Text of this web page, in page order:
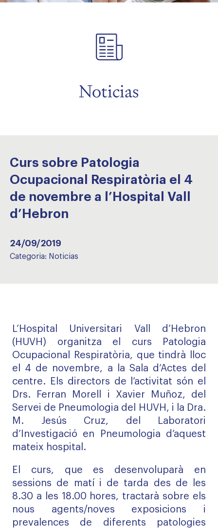
Noticias
Curs sobre Patologia
Ocupacional Respiratòria el 4
de novembre a l’Hospital Vall
d’Hebron
24/09/2019
Categoria: Noticias
L’Hospital Universitari Vall d’Hebron
(HUVH) organitza el curs Patologia
Ocupacional Respiratòria, que tindrà lloc
el 4 de novembre, a la Sala d’Actes del
centre. Els directors de l’activitat són el
Drs. Ferran Morell i Xavier Muñoz, del
Servei de Pneumologia del HUVH, i la Dra.
M. Jesús Cruz, del Laboratori
d’Investigació en Pneumologia d’aquest
mateix hospital.
El curs, que es desenvoluparà en
sessions de matí i de tarda des de les
8.30 a les 18.00 hores, tractarà sobre els
nous agents/noves exposicions i
prevalences de diferents patologies